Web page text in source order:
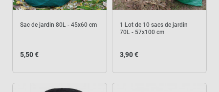
Sac de jardin 80L - 45x60 cm
5,50 €
1 Lot de 10 sacs de jardin
70L - 57x100 cm
3,90 €